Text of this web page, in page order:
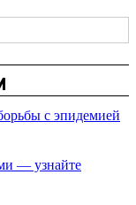
с эпидемией
— узнайте